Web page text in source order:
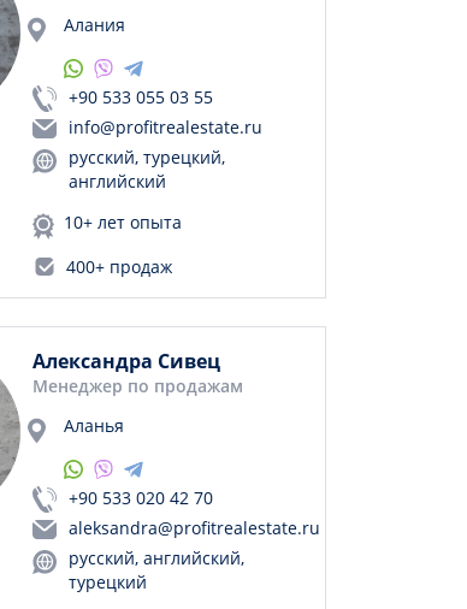
Алания
+90 533 055 03 55
info@profitrealestate.ru
русский, турецкий,
английский
10+ лет опыта
400+ продаж
Александра Сивец
Менеджер по продажам
Аланья
+90 533 020 42 70
aleksandra@profitrealestate.ru
русский, английский,
турецкий